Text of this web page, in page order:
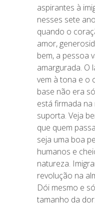
aspirantes à
nesses sete
quando o
amor,
bem, a pessoa
amargurada. O
vem à tona e o
base não era
está firmada
suporta. Veja
que quem
seja uma boa
humanos e
natureza.
revolução na
Dói mesmo e
tamanho da dor.